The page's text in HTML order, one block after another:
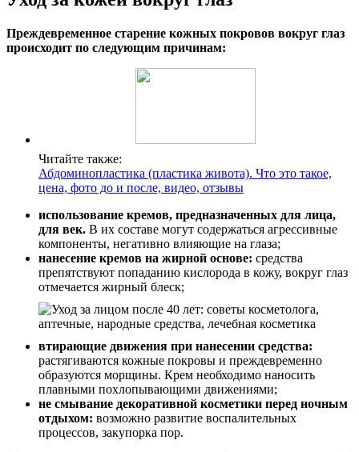
Преждевременное старение кожных покровов вокруг глаз
происходит по следующим причинам:
Читайте также:
Абдоминопластика (пластика живота). Что это такое,
цена, фото до и после, видео, отзывы
использование кремов, предназначенных для лица,
для век. В их составе могут содержаться агрессивные
компоненты, негативно влияющие на глаза;
нанесение кремов на жирной основе: средства
препятствуют попаданию кислорода в кожу, вокруг глаз
отмечается жирный блеск;
втирающие движения при нанесении средства:
растягиваются кожные покровы и преждевременно
образуются морщины. Крем необходимо наносить
плавными похлопывающими движениями;
не смывание декоративной косметики перед ночным
отдыхом: возможно развитие воспалительных
процессов, закупорка пор.